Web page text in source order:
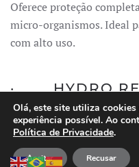
Oferece proteção
micro-organismos. Ideal
com alto uso.
· HYDRO
Acabamento ecológico,
contra umidade e
o toque.
Olá, este site utiliza
experiência possível. Ao
Política de Privacidade.
Aceitar Recusar